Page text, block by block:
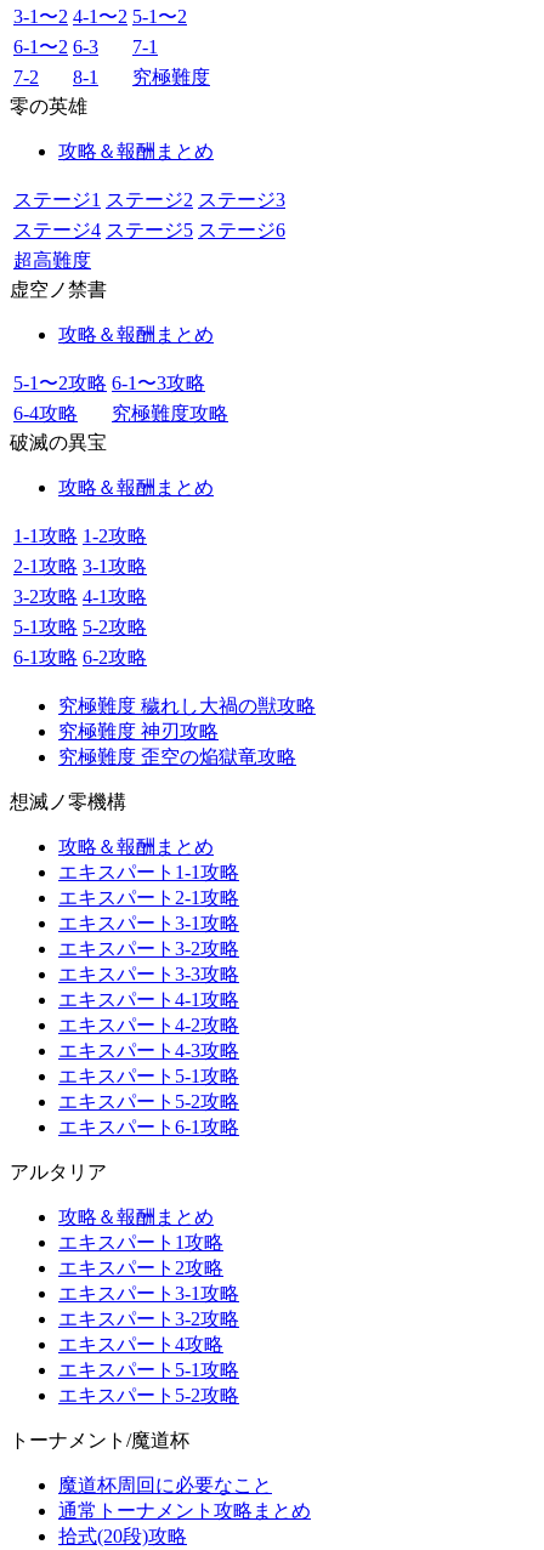
3-1〜2 4-1〜2 5-1〜2
6-1〜2 6-3
7-1
7-2
8-1
究極難度
零の英雄
攻略＆報酬まとめ
ステージ1 ステージ2 ステージ3
ステージ4 ステージ5 ステージ6
超高難度
虚空ノ禁書
攻略＆報酬まとめ
5-1〜2攻略 6-1〜3攻略
6-4攻略
究極難度攻略
破滅の異宝
攻略＆報酬まとめ
1-1攻略 1-2攻略
2-1攻略 3-1攻略
3-2攻略 4-1攻略
5-1攻略 5-2攻略
6-1攻略 6-2攻略
究極難度 穢れし大禍の獣攻略
究極難度 神刃攻略
究極難度 歪空の焔獄竜攻略
想滅ノ零機構
攻略＆報酬まとめ
エキスパート1-1攻略
エキスパート2-1攻略
エキスパート3-1攻略
エキスパート3-2攻略
エキスパート3-3攻略
エキスパート4-1攻略
エキスパート4-2攻略
エキスパート4-3攻略
エキスパート5-1攻略
エキスパート5-2攻略
エキスパート6-1攻略
アルタリア
攻略＆報酬まとめ
エキスパート1攻略
エキスパート2攻略
エキスパート3-1攻略
エキスパート3-2攻略
エキスパート4攻略
エキスパート5-1攻略
エキスパート5-2攻略
トーナメント/魔道杯
魔道杯周回に必要なこと
通常トーナメント攻略まとめ
拾式(20段)攻略